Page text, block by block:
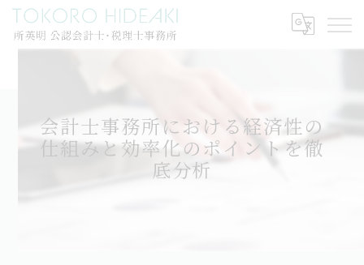
会計士事務所における経済性の
仕組みと効率化のポイントを徹
底分析